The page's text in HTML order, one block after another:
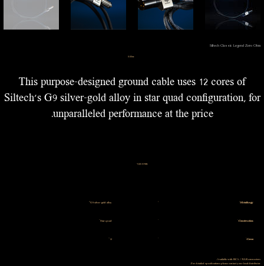
Siltech Classic Legend Zero Ohm
מחיר
‏0.00 ‏₪
This purpose-designed ground cable uses 12 cores of
Siltech’s G9 silver-gold alloy in star quad configuration, for
unparalleled performance at the price.
מפרט טכני
Metallurgy:
G9 silver-gold alloy
Construction:
Star quad
Cores:
12
Available with RCA / XLR connectors.
For detailed specifications please contact your local distributor.